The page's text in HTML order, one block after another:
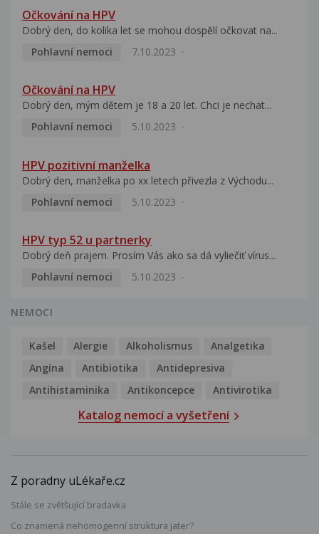
Očkování na HPV
Dobrý den, do kolika let se mohou dospělí očkovat na...
Pohlavní nemoci
7.10.2023
Očkování na HPV
Dobrý den, mým dětem je 18 a 20 let. Chci je nechat...
Pohlavní nemoci
5.10.2023
HPV pozitivní manželka
Dobrý den, manželka po xx letech přivezla z Východu...
Pohlavní nemoci
5.10.2023
HPV typ 52 u partnerky
Dobrý deň prajem. Prosím Vás ako sa dá vyliečiť vírus...
Pohlavní nemoci
5.10.2023
NEMOCI
Kašel Alergie Alkoholismus
Analgetika
Angína
Antibiotika
Antidepresiva
Antihistaminika
Antikoncepce Antivirotika
Katalog nemocí a vyšetření
Z poradny uLékaře.cz
Stále se zvětšující bradavka
Co znamená nehomogenní struktura jater?